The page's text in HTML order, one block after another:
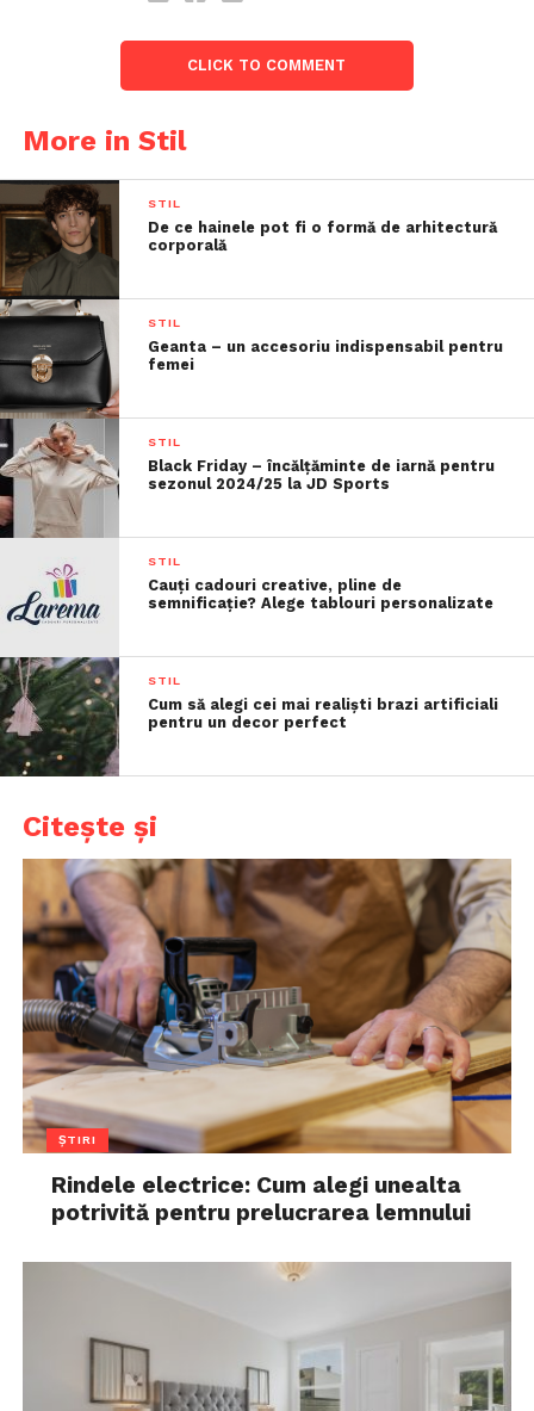
CLICK TO COMMENT
More in Stil
STIL
De ce hainele pot fi o formă de arhitectură
corporală
STIL
Geanta – un accesoriu indispensabil pentru
femei
STIL
Black Friday – încălțăminte de iarnă pentru
sezonul 2024/25 la JD Sports
STIL
Cauți cadouri creative, pline de
semnificație? Alege tablouri personalizate
STIL
Cum să alegi cei mai realiști brazi artificiali
pentru un decor perfect
Citește și
ȘTIRI
Rindele electrice: Cum alegi unealta
potrivită pentru prelucrarea lemnului